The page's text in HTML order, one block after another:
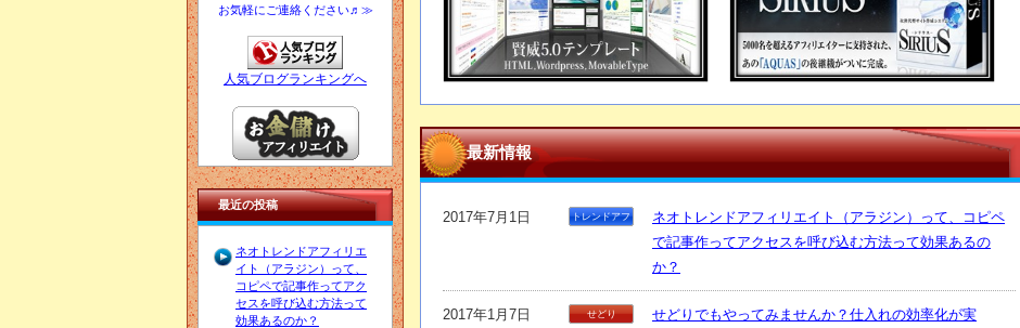
最新情報
2017年7月1日
トレンドアフ
ネオトレンドアフィリエイト（アラジン）って、コピペ
で記事作ってアクセスを呼び込む方法って効果あるの
か？
2017年1月7日 せどり
せどりでもやってみませんか？仕入れの効率化が実
お気軽にご連絡ください♬≫
人気ブログランキングへ
最近の投稿
ネオトレンドアフィリエ
イト（アラジン）って、
コピペで記事作ってアク
セスを呼び込む方法って
効果あるのか？